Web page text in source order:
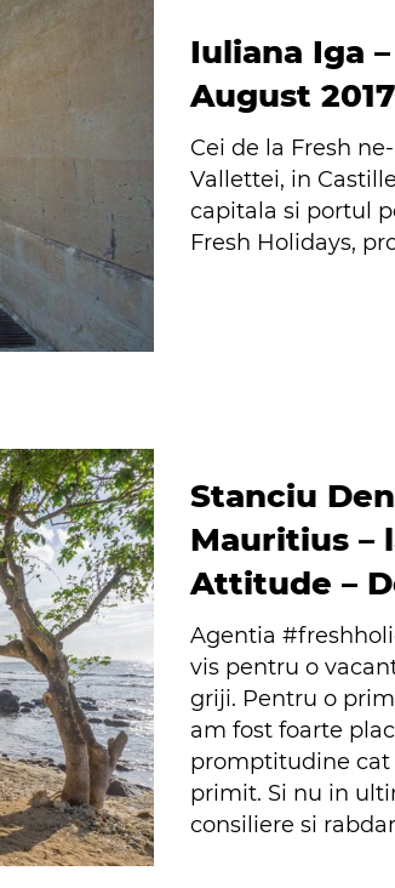
Iuliana Iga
August 2017
Cei de la Fresh
Vallettei, in
capitala si portul
Fresh Holidays,
Stanciu
Mauritius –
Attitude –
Agentia
vis pentru o
griji. Pentru o
am fost foarte
promptitudine cat
primit. Si nu in
consiliere si